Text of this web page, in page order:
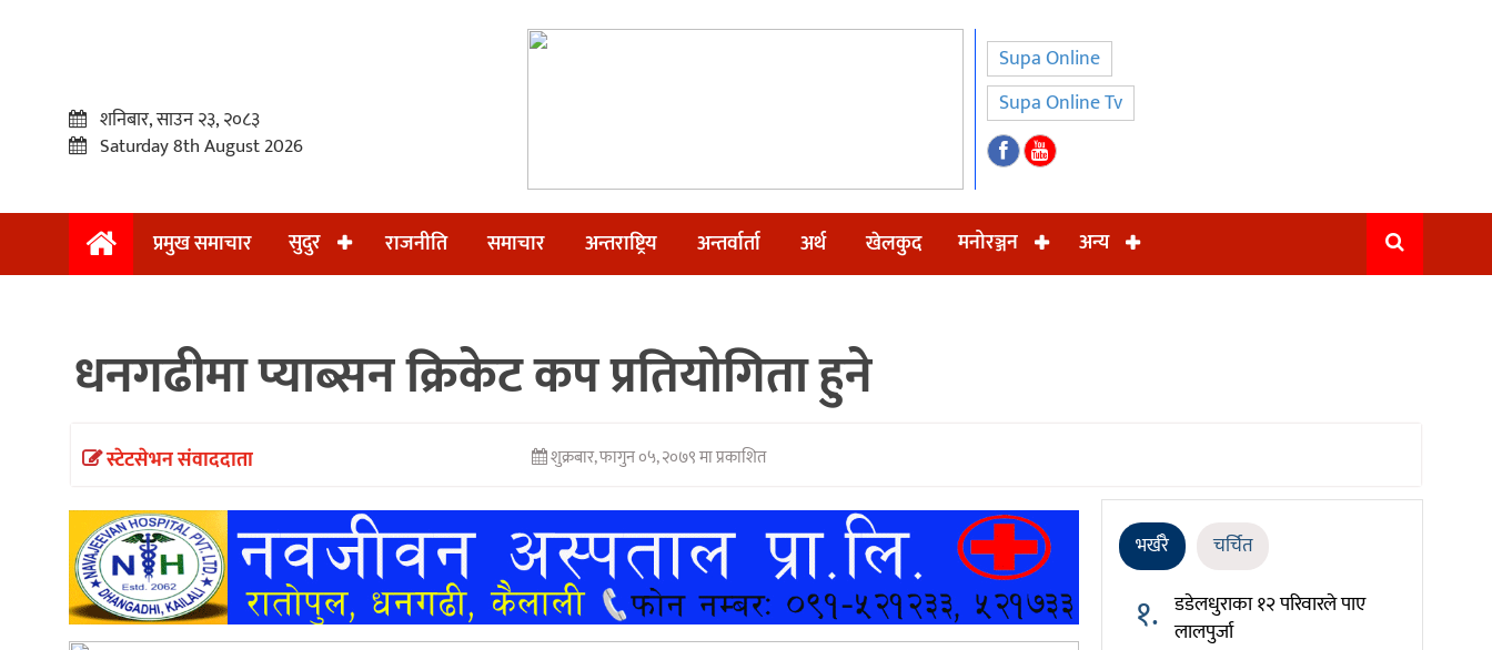
प्रमुख
समाचार
अन्तर्वार्ता
खेलकुद
शनिबार, साउन २३, २०८३
Saturday 8th August 2026
Supa Online
Supa Online Tv
प्रमुख समाचार सुदुर राजनीति समाचार अन्तराष्ट्रिय अन्तर्वार्ता अर्थ खेलकुद मनोरञ्जन अन्य
धनगढीमा प्याब्सन क्रिकेट कप प्रतियोगिता हुने
स्टेटसेभन संवाददाता शुक्रबार, फागुन ०५, २०७९ मा प्रकाशित
भर्खरै चर्चित
१. डडेलधुराका १२ परिवारले पाए
लालपुर्जा